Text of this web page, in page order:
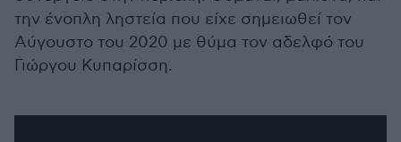
την ένοπλη ληστεία που είχε σημειωθεί τον
Αύγουστο του 2020 με θύμα τον αδελφό του
Γιώργου Κυπαρίσση.